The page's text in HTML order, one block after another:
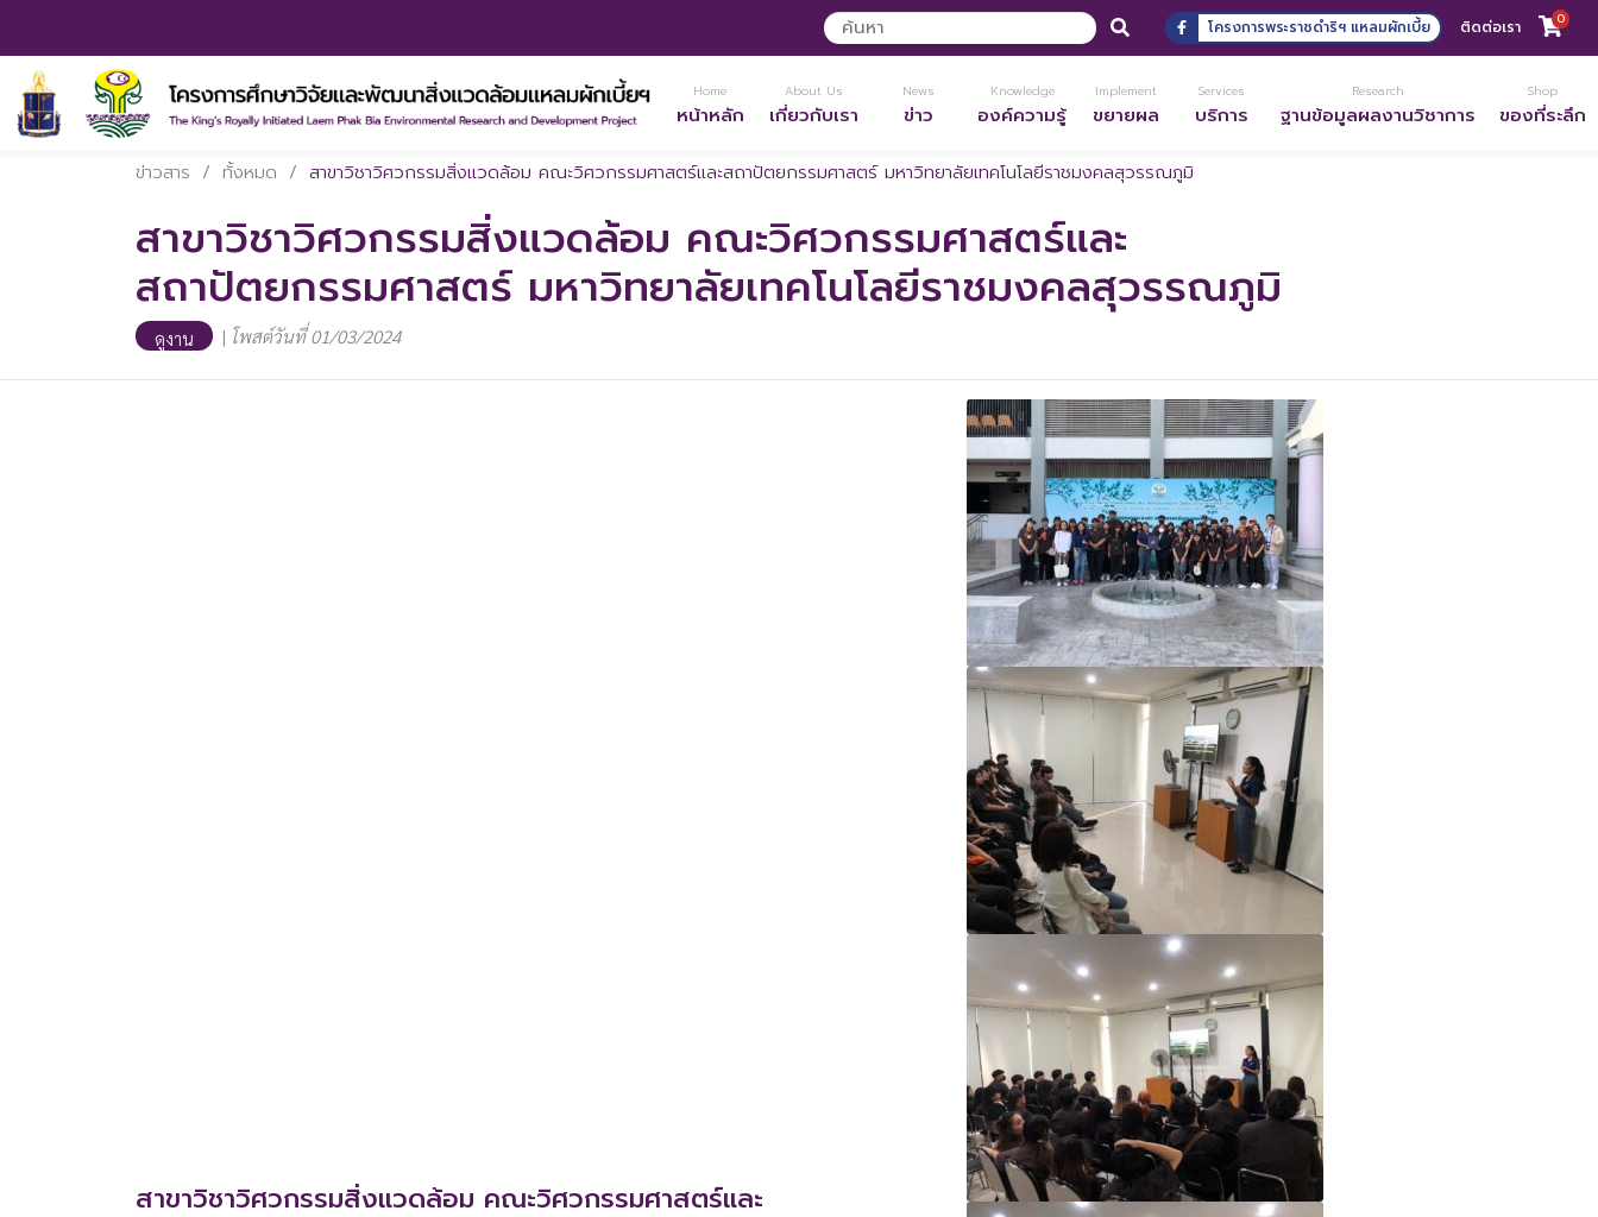
โครงการพระราชดำริฯ แหลมผักเบี้ย ติดต่อเรา 0
Home
หน้าหลัก
About Us
เกี่ยวกับเรา
News
ข่าว
Knowledge
องค์ความรู้
Implement
ขยายผล
Services
บริการ
Research
ฐานข้อมูลผลงานวิชาการ
Shop
ของที่ระลึก
ข่าวสาร / ทั้งหมด / สาขาวิชาวิศวกรรมสิ่งแวดล้อม คณะวิศวกรรมศาสตร์และสถาปัตยกรรมศาสตร์ มหาวิทยาลัยเทคโนโลยีราชมงคลสุวรรณภูมิ
สาขาวิชาวิศวกรรมสิ่งแวดล้อม คณะวิศวกรรมศาสตร์และ
สถาปัตยกรรมศาสตร์ มหาวิทยาลัยเทคโนโลยีราชมงคลสุวรรณภูมิ
ดูงาน | โพสต์วันที่ 01/03/2024
สาขาวิชาวิศวกรรมสิ่งแวดล้อม คณะวิศวกรรมศาสตร์และ